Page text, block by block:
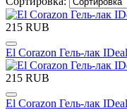
215 RUB
El Corazon Гель-лак
215 RUB
El Corazon Гель-лак